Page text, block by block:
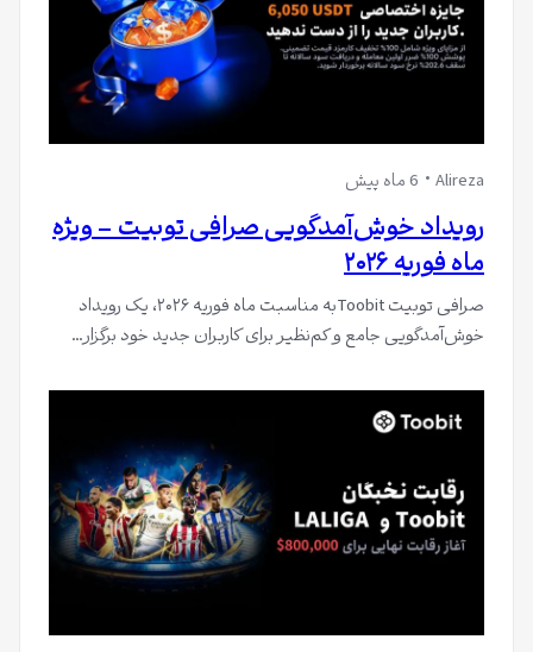
Alireza 6 ماه پیش
رویداد خوش‌آمدگویی صرافی توبیت – ویژه
ماه فوریه ۲۰۲۶
صرافی توبیت Toobitبه مناسبت ماه فوریه ۲۰۲۶، یک رویداد
خوش‌آمدگویی جامع و کم‌نظیر برای کاربران جدید خود برگزار…